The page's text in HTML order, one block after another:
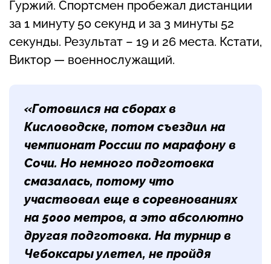
Гуржий. Спортсмен пробежал дистанции
за 1 минуту 50 секунд и за 3 минуты 52
секунды. Результат – 19 и 26 места. Кстати,
Виктор — военнослужащий.
«Готовился на сборах в
Кисловодске, потом съездил на
чемпионат России по марафону в
Сочи. Но немного подготовка
смазалась, потому что
участвовал еще в соревнованиях
на 5000 метров, а это абсолютно
другая подготовка. На турнир в
Чебоксары улетел, не пройдя